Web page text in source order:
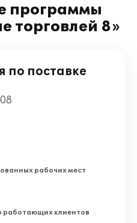
программы
торговлей 8»
поставке
рабочих мест
работающих клиентов